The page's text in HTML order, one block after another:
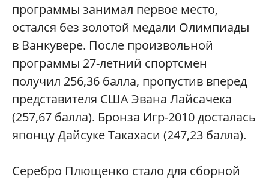
программы занимал первое место,
остался без золотой медали Олимпиады
в Ванкувере. После произвольной
программы 27-летний спортсмен
получил 256,36 балла, пропустив вперед
представителя США Эвана Лайсачека
(257,67 балла). Бронза Игр-2010 досталась
японцу Дайсуке Такахаси (247,23 балла).
Серебро Плющенко стало для сборной